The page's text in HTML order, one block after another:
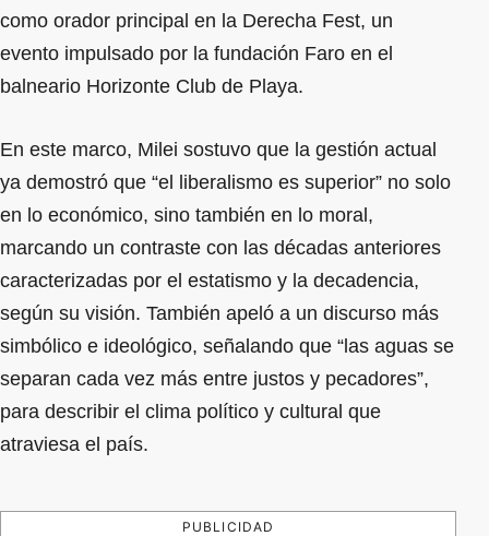
como orador principal en la Derecha Fest, un
evento impulsado por la fundación Faro en el
balneario Horizonte Club de Playa.
En este marco, Milei sostuvo que la gestión actual
ya demostró que “el liberalismo es superior” no solo
en lo económico, sino también en lo moral,
marcando un contraste con las décadas anteriores
caracterizadas por el estatismo y la decadencia,
según su visión. También apeló a un discurso más
simbólico e ideológico, señalando que “las aguas se
separan cada vez más entre justos y pecadores”,
para describir el clima político y cultural que
atraviesa el país.
PUBLICIDAD